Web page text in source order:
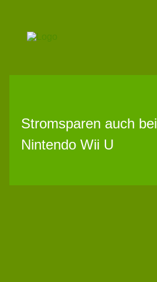
Stromsparen auch bei
Nintendo Wii U